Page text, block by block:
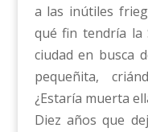
a las inútiles
qué fin tendría la
ciudad en busca
pequeñita,
¿Estaría muerta
Diez años que